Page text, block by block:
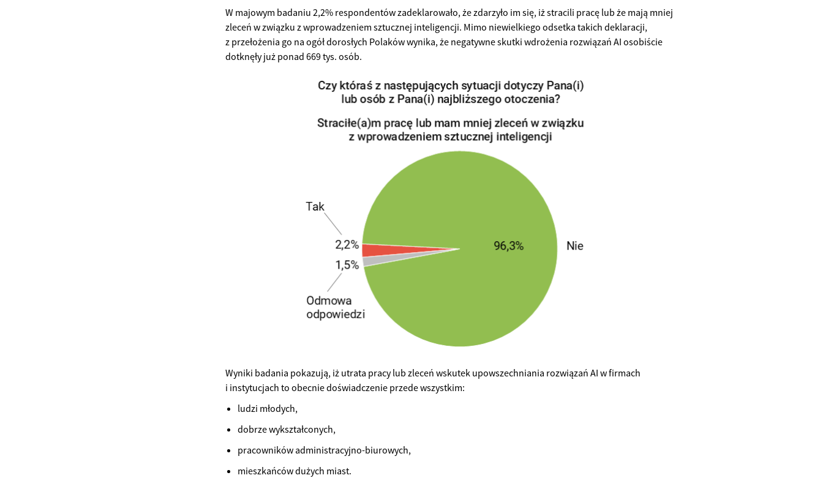
W majowym badaniu 2,2% respondentów zadeklarowało, że zdarzyło im się, iż stracili pracę lub że mają mniej
zleceń w związku z wprowadzeniem sztucznej inteligencji. Mimo niewielkiego odsetka takich deklaracji,
z przełożenia go na ogół dorosłych Polaków wynika, że negatywne skutki wdrożenia rozwiązań AI osobiście
dotknęły już ponad 669 tys. osób.
Wyniki badania pokazują, iż utrata pracy lub zleceń wskutek upowszechniania rozwiązań AI w firmach
i instytucjach to obecnie doświadczenie przede wszystkim:
ludzi młodych,
dobrze wykształconych,
pracowników administracyjno-biurowych,
mieszkańców dużych miast.